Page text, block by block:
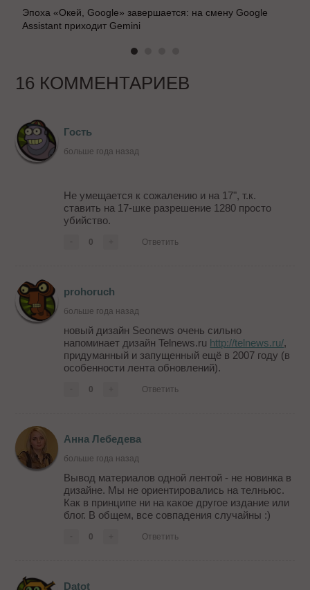
Эпоха «Окей, Google» завершается: на смену Google
Assistant приходит Gemini
16 КОММЕНТАРИЕВ
Гость
больше года назад
Не умещается к сожалению и на 17", т.к.
ставить на 17-шке разрешение 1280 просто
убийство.
0 Ответить
prohoruch
больше года назад
новый дизайн Seonews очень сильно
напоминает дизайн Telnews.ru http://telnews.ru/,
придуманный и запущенный ещё в 2007 году (в
особенности лента обновлений).
0 Ответить
Анна Лебедева
больше года назад
Вывод материалов одной лентой - не новинка в
дизайне. Мы не ориентировались на телньюс.
Как в принципе ни на какое другое издание или
блог. В общем, все совпадения случайны :)
0 Ответить
Datot